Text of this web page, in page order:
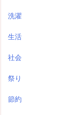
洗濯
生活
社会
祭り
節約